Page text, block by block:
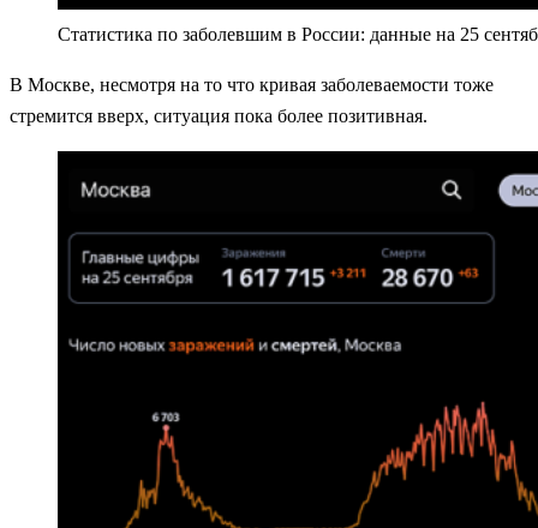
Статистика по заболевшим в России: данные на 25
В Москве, несмотря на то что кривая заболеваемости тоже
стремится вверх, ситуация пока более позитивная.